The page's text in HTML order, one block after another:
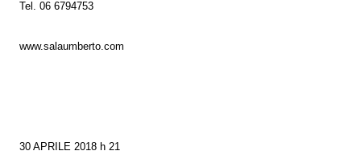
Tel. 06 6794753
www.salaumberto.com
30 APRILE 2018 h 21